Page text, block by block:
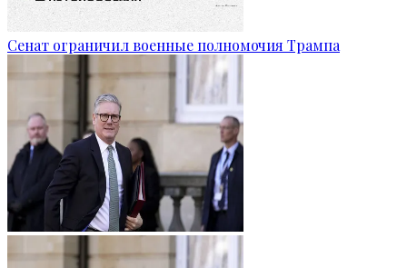
Сенат ограничил военные полномочия Трампа